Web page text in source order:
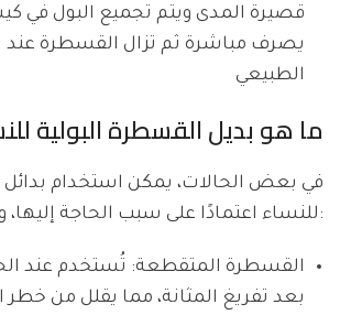
قصيرة المدى ويتم تجميع البول في
يصرف مباشرة ثم تزال القسطرة عند
الطبيعي
ما هو بديل القسطرة البولية
في بعض الحالات، يمكن استخدام
للنساء اعتمادًا على سبب الحاجة إليها، ومنها:
القسطرة المتقطعة: تُستخدم عند
بعد تفريغ المثانة، مما يقلل من خطر